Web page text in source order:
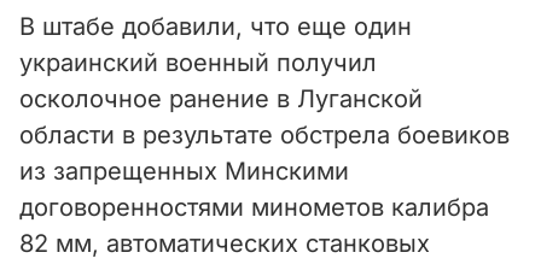
В штабе добавили, что еще один
украинский военный получил
осколочное ранение в Луганской
области в результате обстрела боевиков
из запрещенных Минскими
договоренностями минометов калибра
82 мм, автоматических станковых